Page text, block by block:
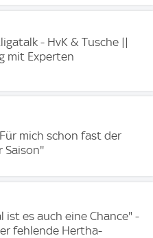
- HvK & Tusche ||
mit Experten
mich schon fast der
Saison''
ist es auch eine Chance" -
fehlende Hertha-